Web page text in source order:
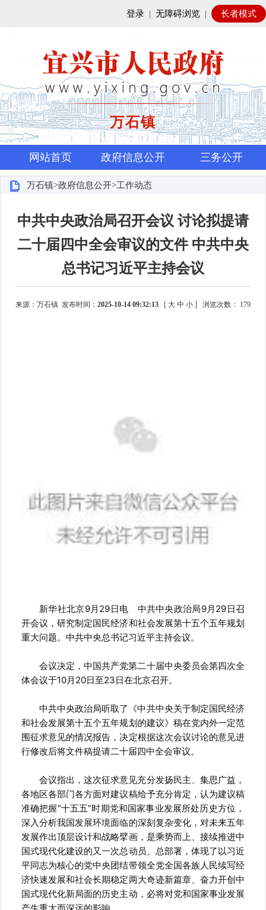
登录 | 无障碍浏览 | 长者模式
万石镇
网站首页 政府信息公开 三务公开
万石镇>政府信息公开>工作动态
中共中央政治局召开会议 讨论拟提请
二十届四中全会审议的文件 中共中央
总书记习近平主持会议
来源：万石镇 发布时间： 2025-10-14 09:32:13 [ 大 中 小 ] 浏览次数： 179
新华社北京9月29日电 中共中央政治局9月29日召
开会议，研究制定国民经济和社会发展第十五个五年规划
重大问题。中共中央总书记习近平主持会议。
会议决定，中国共产党第二十届中央委员会第四次全
体会议于10月20日至23日在北京召开。
中共中央政治局听取了《中共中央关于制定国民经济
和社会发展第十五个五年规划的建议》稿在党内外一定范
围征求意见的情况报告，决定根据这次会议讨论的意见进
行修改后将文件稿提请二十届四中全会审议。
会议指出，这次征求意见充分发扬民主、集思广益，
各地区各部门各方面对建议稿给予充分肯定，认为建议稿
准确把握“十五五”时期党和国家事业发展所处历史方位，
深入分析我国发展环境面临的深刻复杂变化，对未来五年
发展作出顶层设计和战略擘画，是乘势而上、接续推进中
国式现代化建设的又一次总动员、总部署，体现了以习近
平同志为核心的党中央团结带领全党全国各族人民续写经
济快速发展和社会长期稳定两大奇迹新篇章、奋力开创中
国式现代化新局面的历史主动，必将对党和国家事业发展